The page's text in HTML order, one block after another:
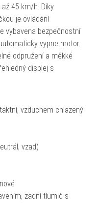
45 km/h. Díky
je ovládání
vybavena bezpečnostní
vypne motor.
odpružení a měkké
displej s
vzduchem chlazený
vzad)
zadní tlumič s